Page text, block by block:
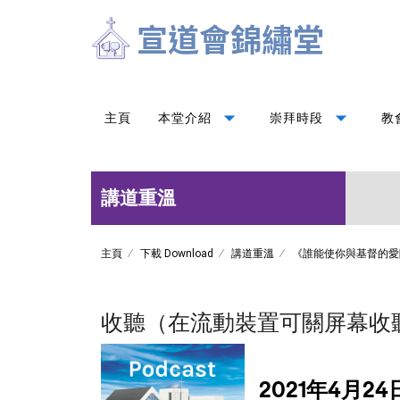
主頁 本堂介紹 arrow_drop_down 崇拜時段 arrow_drop_down 教
講道重溫
主頁 下載 Download 講道重溫 《誰能使你與基督的
收聽（在流動裝置可關屏幕收